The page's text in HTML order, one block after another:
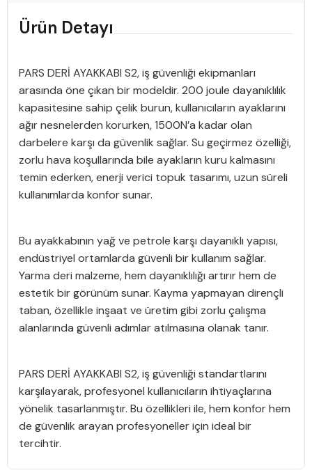
Ürün Detayı
PARS DERİ AYAKKABI S2, iş güvenliği ekipmanları
arasında öne çıkan bir modeldir. 200 joule dayanıklılık
kapasitesine sahip çelik burun, kullanıcıların ayaklarını
ağır nesnelerden korurken, 1500N’a kadar olan
darbelere karşı da güvenlik sağlar. Su geçirmez özelliği,
zorlu hava koşullarında bile ayakların kuru kalmasını
temin ederken, enerji verici topuk tasarımı, uzun süreli
kullanımlarda konfor sunar.
Bu ayakkabının yağ ve petrole karşı dayanıklı yapısı,
endüstriyel ortamlarda güvenli bir kullanım sağlar.
Yarma deri malzeme, hem dayanıklılığı artırır hem de
estetik bir görünüm sunar. Kayma yapmayan dirençli
taban, özellikle inşaat ve üretim gibi zorlu çalışma
alanlarında güvenli adımlar atılmasına olanak tanır.
PARS DERİ AYAKKABI S2, iş güvenliği standartlarını
karşılayarak, profesyonel kullanıcıların ihtiyaçlarına
yönelik tasarlanmıştır. Bu özellikleri ile, hem konfor hem
de güvenlik arayan profesyoneller için ideal bir
tercihtir.